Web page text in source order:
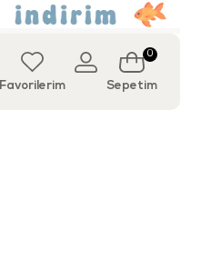
Sepetim
0
Favorilerim